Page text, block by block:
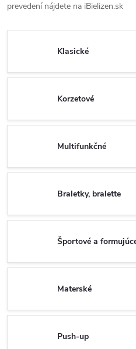
prevedení nájdete na iBielizen.sk
Klasické
Korzetové
Multifunkčné
Braletky, bralette
Športové a
Materské
Push-up